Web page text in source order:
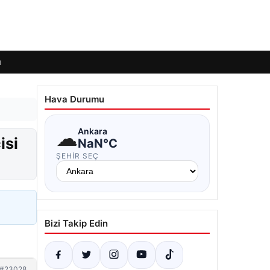
Hava Durumu
☁Ankara
NaN°C
ŞEHIR SEÇ
Bizi Takip Edin